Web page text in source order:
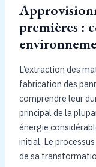
premières :
L’extraction des
fabrication des
comprendre leur
principal de la
énergie
initial. Le
de sa